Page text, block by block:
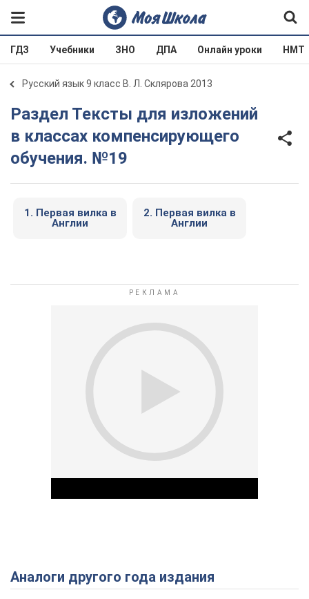
ГДЗ Учебники ЗНО ДПА Онлайн уроки НМТ
Русский язык 9 класс В. Л. Склярова 2013
Раздел Тексты для изложений
в классах компенсирующего
обучения. №19
1. Первая вилка в
Англии
2. Первая вилка в
Англии
Play Video
Аналоги другого года издания